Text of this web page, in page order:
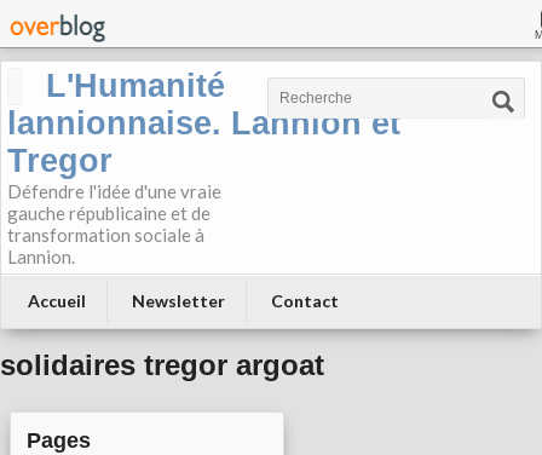
L'Humanité
lannionnaise. Lannion et
Tregor
Défendre l'idée d'une vraie
gauche républicaine et de
transformation sociale à
Lannion.
Accueil Newsletter Contact
solidaires tregor argoat
Pages